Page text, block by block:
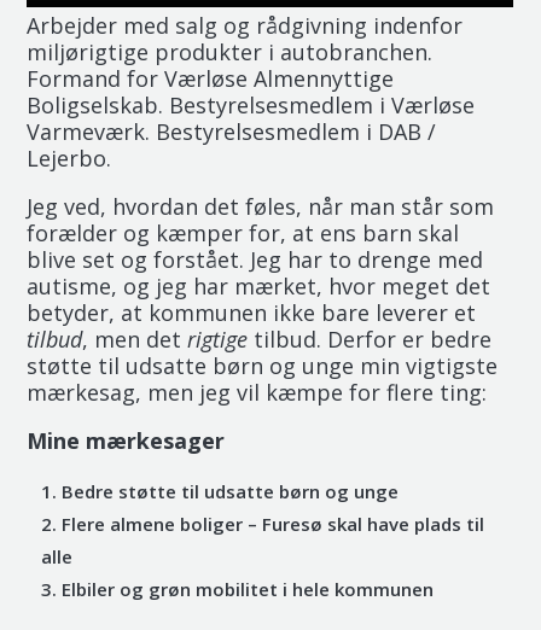
Arbejder med salg og rådgivning indenfor
miljørigtige produkter i autobranchen.
Formand for Værløse Almennyttige
Boligselskab. Bestyrelsesmedlem i Værløse
Varmeværk. Bestyrelsesmedlem i DAB /
Lejerbo.
Jeg ved, hvordan det føles, når man står som
forælder og kæmper for, at ens barn skal
blive set og forstået. Jeg har to drenge med
autisme, og jeg har mærket, hvor meget det
betyder, at kommunen ikke bare leverer et
tilbud, men detrigtige tilbud. Derfor er bedre
støtte til udsatte børn og unge min vigtigste
mærkesag, men jeg vil kæmpe for flere ting:
Mine mærkesager
Bedre støtte til udsatte børn og unge
Flere almene boliger – Furesø skal have plads til
alle
Elbiler og grøn mobilitet i hele kommunen